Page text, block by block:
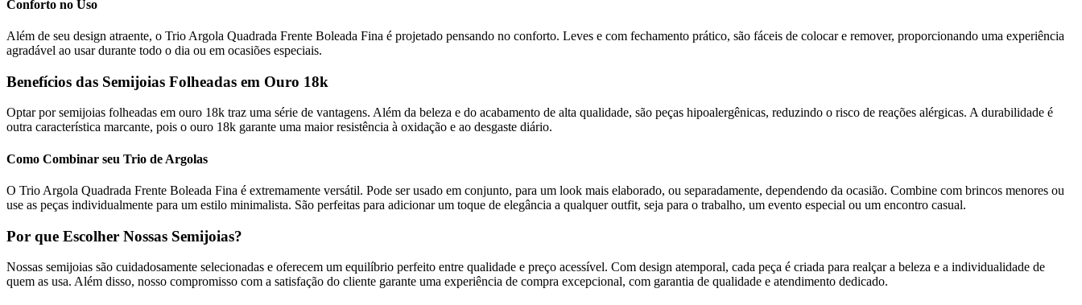
Conforto no Uso
Além de seu design atraente, o Trio Argola Quadrada Frente Boleada Fina é projetado pensando no conforto. Leves e com fechamento prático, são fáceis de colocar e remover, proporcionando uma experiência
agradável ao usar durante todo o dia ou em ocasiões especiais.
Benefícios das Semijoias Folheadas em Ouro 18k
Optar por semijoias folheadas em ouro 18k traz uma série de vantagens. Além da beleza e do acabamento de alta qualidade, são peças hipoalergênicas, reduzindo o risco de reações alérgicas. A durabilidade é
outra característica marcante, pois o ouro 18k garante uma maior resistência à oxidação e ao desgaste diário.
Como Combinar seu Trio de Argolas
O Trio Argola Quadrada Frente Boleada Fina é extremamente versátil. Pode ser usado em conjunto, para um look mais elaborado, ou separadamente, dependendo da ocasião. Combine com brincos menores ou
use as peças individualmente para um estilo minimalista. São perfeitas para adicionar um toque de elegância a qualquer outfit, seja para o trabalho, um evento especial ou um encontro casual.
Por que Escolher Nossas Semijoias?
Nossas semijoias são cuidadosamente selecionadas e oferecem um equilíbrio perfeito entre qualidade e preço acessível. Com design atemporal, cada peça é criada para realçar a beleza e a individualidade de
quem as usa. Além disso, nosso compromisso com a satisfação do cliente garante uma experiência de compra excepcional, com garantia de qualidade e atendimento dedicado.